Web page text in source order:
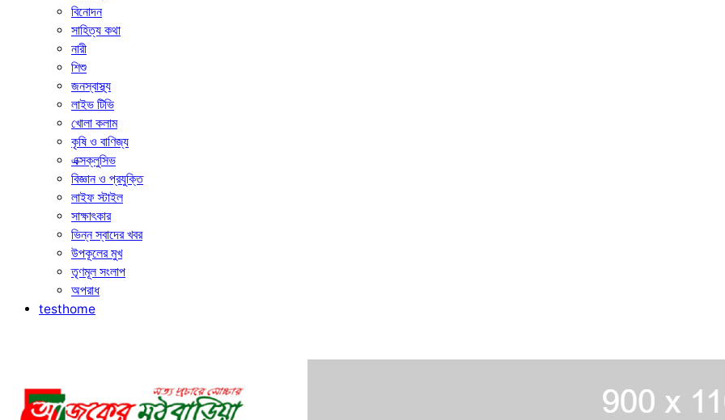
বিনোদন
সাহিত্য কথা
নারী
শিশু
জনস্বাস্থ্য
লাইভ টিভি
খোলা কলাম
কৃষি ও বাণিজ্য
এক্সক্লুসিভ
বিজ্ঞান ও প্রযুক্তি
লাইফ স্টাইল
সাক্ষাৎকার
ভিন্ন স্বাদের খবর
উপকূলের মুখ
তৃণমূল সংলাপ
অপরাধ
testhome